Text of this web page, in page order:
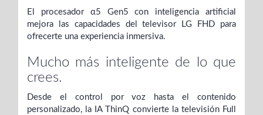
El procesador α5 Gen5 con inteligencia artificial
mejora las capacidades del televisor LG FHD para
ofrecerte una experiencia inmersiva.
Mucho más inteligente de lo que
crees.
Desde el control por voz hasta el contenido
personalizado, la IA ThinQ convierte la televisión Full